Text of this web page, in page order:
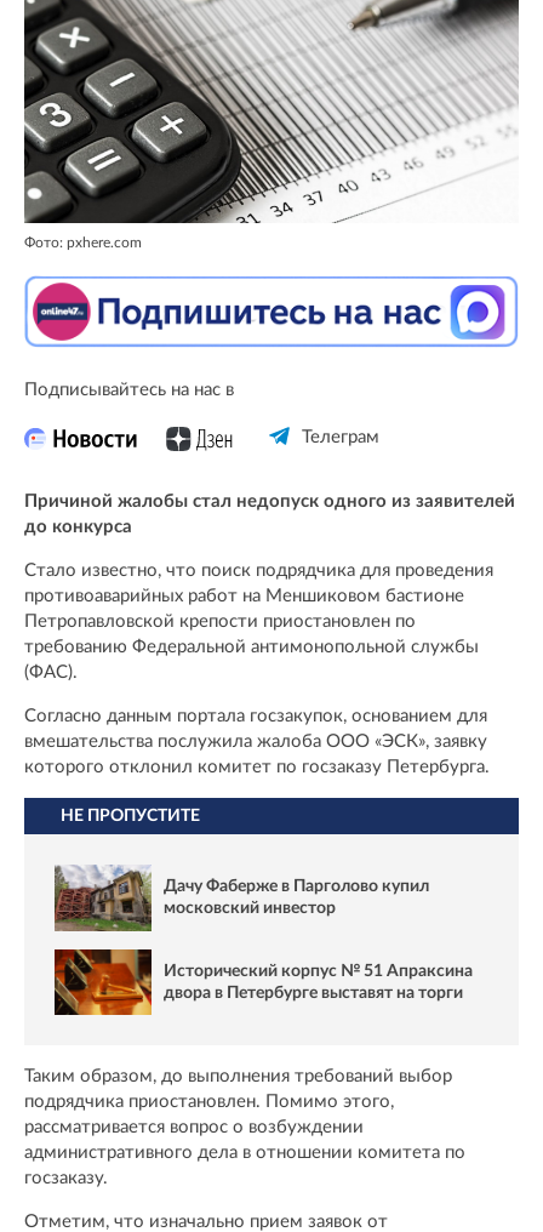
Фото: pxhere.com
Подписывайтесь на нас в
Телеграм
Причиной жалобы стал недопуск одного из заявителей
до конкурса
Стало известно, что поиск подрядчика для проведения
противоаварийных работ на Меншиковом бастионе
Петропавловской крепости приостановлен по
требованию Федеральной антимонопольной службы
(ФАС).
Согласно данным портала госзакупок, основанием для
вмешательства послужила жалоба ООО «ЭСК», заявку
которого отклонил комитет по госзаказу Петербурга.
НЕ ПРОПУСТИТЕ
Дачу Фаберже в Парголово купил
московский инвестор
Исторический корпус № 51 Апраксина
двора в Петербурге выставят на торги
Таким образом, до выполнения требований выбор
подрядчика приостановлен. Помимо этого,
рассматривается вопрос о возбуждении
административного дела в отношении комитета по
госзаказу.
Отметим, что изначально прием заявок от